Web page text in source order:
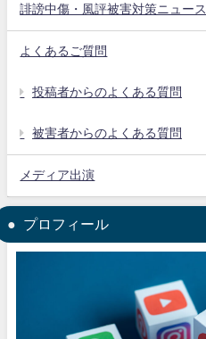
誹謗中傷・風評被害対策ニュース
よくあるご質問
投稿者からのよくある質問
被害者からのよくある質問
メディア出演
プロフィール